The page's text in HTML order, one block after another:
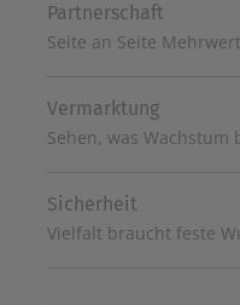
Partnerschaft
Seite an Seite
Vermarktung
Sehen, was Wachstum
Sicherheit
Vielfalt braucht feste